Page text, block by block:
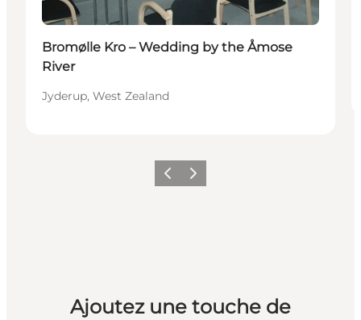
Bromølle Kro – Wedding by the Åmose
River
Jyderup, West Zealand
PrécédentSuivant
Ajoutez une touche de